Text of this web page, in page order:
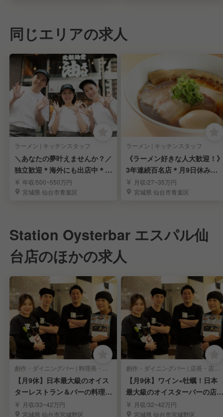
同じエリアの求人
ラーメン | キッチンスタッフ
＼あなたの夢叶えませんか？／
独立歓迎＊海外にも出店中＊年
収800万狙えます
年収/500~550万円
宮城県 仙台市青葉区
ラーメン | キッチンスタッフ
《ラーメン好きな人大歓迎！》
3年連続百名店＊月9日休み＊
独立歓迎＊人柄採用
月収/27~35万円
宮城県 仙台市青葉区
Station Oysterbar エスパル仙
台店のほかの求人
創作・ダイニングバー | 料理長・料理長候補
【月9休】日本最大級のオイス
ターレストラン＆バーの料理長
候補◎
月収/33~42万円
宮城県 仙台市宮城野区
創作・ダイニングバー | 店長・店長候補
【月9休】ワイン×牡蠣！日本
最大級のオイスターバーの店長
候補◎
月収/32~42万円
宮城県 仙台市宮城野区